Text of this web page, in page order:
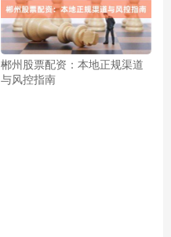
郴州股票配资：本地正规渠道
与风控指南